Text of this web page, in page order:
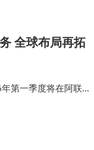
全球布局再拓
第一季度将在阿联酋
。今年1月，萝卜快